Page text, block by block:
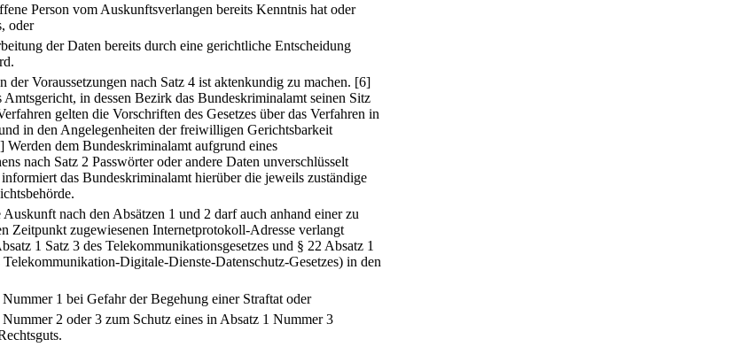
Person vom Auskunftsverlangen bereits Kenntnis hat oder
oder
der Daten bereits durch eine gerichtliche Entscheidung
der Voraussetzungen nach Satz 4 ist aktenkundig zu machen. [6]
Amtsgericht, in dessen Bezirk das Bundeskriminalamt seinen Sitz
gelten die Vorschriften des Gesetzes über das Verfahren in
in den Angelegenheiten der freiwilligen Gerichtsbarkeit
Werden dem Bundeskriminalamt aufgrund eines
nach Satz 2 Passwörter oder andere Daten unverschlüsselt
das Bundeskriminalamt hierüber die jeweils zuständige
nach den Absätzen 1 und 2 darf auch anhand einer zu
Zeitpunkt zugewiesenen Internetprotokoll-Adresse verlangt
1 Satz 3 des Telekommunikationsgesetzes und § 22 Absatz 1
Telekommunikation-Digitale-Dienste-Datenschutz-Gesetzes) in den
1 bei Gefahr der Begehung einer Straftat oder
2 oder 3 zum Schutz eines in Absatz 1 Nummer 3